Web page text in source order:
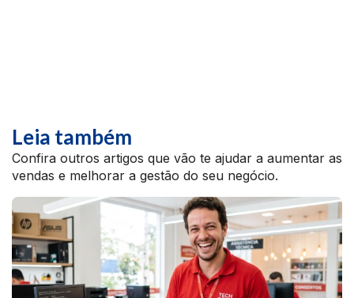
Leia também
Confira outros artigos que vão te ajudar a aumentar as
vendas e melhorar a gestão do seu negócio.